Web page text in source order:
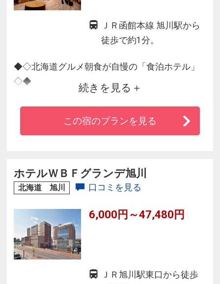
ＪＲ函館本線 旭川駅から
徒歩で約1分。
◆◇北海道グルメ朝食が自慢の「食泊ホテル」
◇◆
北海道のほぼ真ん中に位置し道内の物流の拠点
として、朝水揚げされた海産物や旬の農畜産物
が集まる街として有名な旭川市。
楽しみいただけます。
続きを見る
この宿のプランを見る
ホテルＷＢＦグランデ旭川
北海道 旭川 口コミを見る
6,000円～47,480円
ＪＲ旭川駅東口から徒歩